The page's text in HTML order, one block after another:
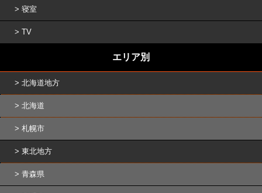
寝室
TV
エリア別
北海道地方
北海道
札幌市
東北地方
青森県